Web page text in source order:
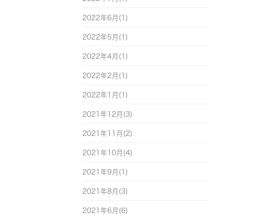
2022年6月(1)
2022年5月(1)
2022年4月(1)
2022年2月(1)
2022年1月(1)
2021年12月(3)
2021年11月(2)
2021年10月(4)
2021年9月(1)
2021年8月(3)
2021年6月(6)